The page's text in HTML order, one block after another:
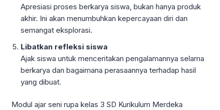
Apresiasi proses berkarya siswa, bukan hanya produk
akhir. Ini akan menumbuhkan kepercayaan diri dan
semangat eksplorasi.
Libatkan refleksi siswa
Ajak siswa untuk menceritakan pengalamannya selama
berkarya dan bagaimana perasaannya terhadap hasil
yang dibuat.
Modul ajar seni rupa kelas 3 SD Kurikulum Merdeka